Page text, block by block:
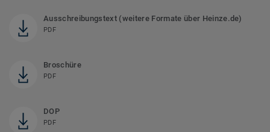
Ausschreibungstext (weitere Formate über Heinze.de)
PDF
Broschüre
PDF
DOP
PDF